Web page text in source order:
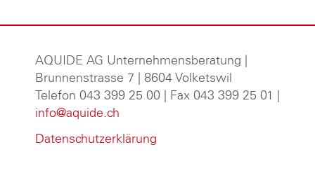
AQUIDE AG Unternehmensberatung
Brunnenstrasse 7 | 8604 Volketswil
Telefon 043 399 25 00 | Fax 043 399 25 01 |
info@aquide.ch
Datenschutzerklärung